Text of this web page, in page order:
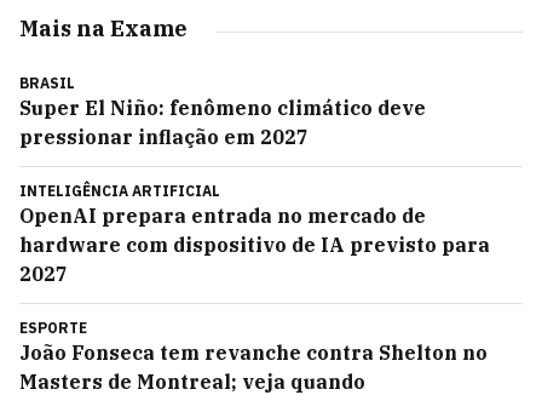
Mais na Exame
BRASIL
Super El Niño: fenômeno climático deve
pressionar inflação em 2027
INTELIGÊNCIA ARTIFICIAL
OpenAI prepara entrada no mercado de
hardware com dispositivo de IA previsto para
2027
ESPORTE
João Fonseca tem revanche contra Shelton no
Masters de Montreal; veja quando